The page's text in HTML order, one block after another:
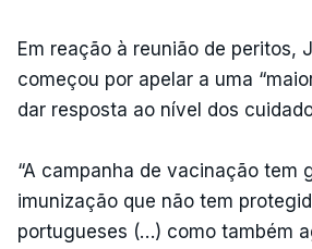
Em reação à reunião de peritos,
começou por apelar a uma
dar resposta ao nível dos
“A campanha de vacinação tem
imunização que não tem
portugueses (…) como também